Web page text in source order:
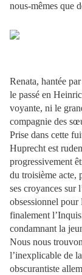
nous-mêmes que
Renata, hantée
le passé en
voyante, ni le
compagnie des
Prise dans cette
Huprecht est
progressivement
du troisième acte,
ses croyances sur
obsessionnel pour
finalement
condamnant la
Nous nous
l’inexplicable de
obscurantiste